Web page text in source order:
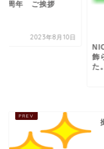
ご挨拶
2023年8月10日
NICU命
飾らせ